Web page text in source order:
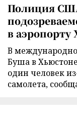
Полиция
в аэропорту
В
Буша в
один человек
самолета,